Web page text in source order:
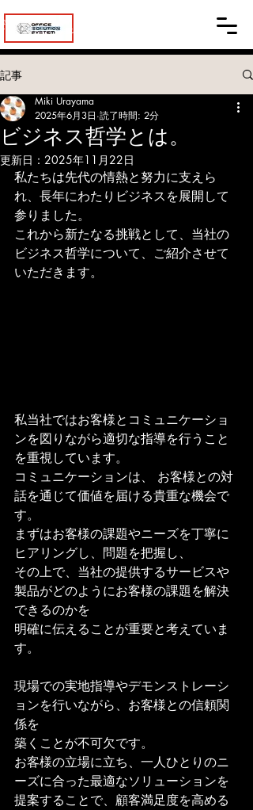
社
ス・ソリューションシステム
記事
ビジネス哲学とは。
Miki Urayama
2025年6月3日 読了時間: 2分
更新日： 2025年11月22日
私たちは先代の情熱と努力に支えら
れ、長年にわたりビジネスを展開して
参りました。
これから新たなる挑戦として、当社の
ビジネス哲学について、ご紹介させて
いただきます。
私当社ではお客様とコミュニケーショ
ンを図りながら適切な指導を行うこと
を重視しています。
コミュニケーションは、 お客様との対
話を通じて価値を届ける貴重な機会で
す。
まずはお客様の課題やニーズを丁寧に
ヒアリングし、問題を把握し、
その上で、当社の提供するサービスや
製品がどのようにお客様の課題を解決
できるのかを
明確に伝えることが重要と考えていま
す。
現場での実地指導やデモンストレーシ
ョンを行いながら、お客様との信頼関
係を
築くことが不可欠です。
お客様の立場に立ち、一人ひとりのニ
ーズに合った最適なソリューションを
提案することで、顧客満足度を高める